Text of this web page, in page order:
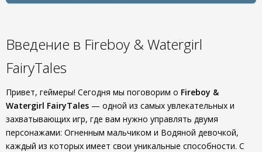
Введение в Fireboy & Watergirl
FairyTales
Привет, геймеры! Сегодня мы поговорим о Fireboy &
Watergirl FairyTales — одной из самых увлекательных и
захватывающих игр, где вам нужно управлять двумя
персонажами: Огненным мальчиком и Водяной девочкой,
каждый из которых имеет свои уникальные способности. С